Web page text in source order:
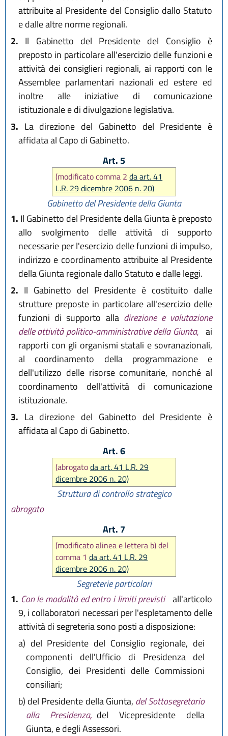
attribuite al Presidente del Consiglio dallo Statuto
e dalle altre norme regionali.
2. Il Gabinetto del Presidente del Consiglio è
preposto in particolare all'esercizio delle funzioni e
attività dei consiglieri regionali, ai rapporti con le
Assemblee parlamentari nazionali ed estere ed
inoltre alle iniziative di comunicazione
istituzionale e di divulgazione legislativa.
3. La direzione del Gabinetto del Presidente è
affidata al Capo di Gabinetto.
Art. 5
(modificato comma 2da art. 41
L.R. 29 dicembre 2006 n. 20)
Gabinetto del Presidente della Giunta
1. Il Gabinetto del Presidente della Giunta è preposto
allo svolgimento delle attività di supporto
necessarie per l'esercizio delle funzioni di impulso,
indirizzo e coordinamento attribuite al Presidente
della Giunta regionale dallo Statuto e dalle leggi.
2. Il Gabinetto del Presidente è costituito dalle
strutture preposte in particolare all'esercizio delle
funzioni di supporto alla direzione e valutazione
delle attività politico-amministrative della Giunta, ai
rapporti con gli organismi statali e sovranazionali,
al coordinamento della programmazione e
dell'utilizzo delle risorse comunitarie, nonché al
coordinamento dell'attività di comunicazione
istituzionale.
3. La direzione del Gabinetto del Presidente è
affidata al Capo di Gabinetto.
Art. 6
(abrogatoda art. 41 L.R. 29
dicembre 2006 n. 20)
Struttura di controllo strategico
abrogato
Art. 7
(modificato alinea e lettera b) del
comma 1da art. 41 L.R. 29
dicembre 2006 n. 20)
Segreterie particolari
1. Con le modalità ed entro i limiti previsti all'articolo
9, i collaboratori necessari per l'espletamento delle
attività di segreteria sono posti a disposizione:
a) del Presidente del Consiglio regionale, dei
componenti dell'Ufficio di Presidenza del
Consiglio, dei Presidenti delle Commissioni
consiliari;
b) del Presidente della Giunta, del Sottosegretario
alla Presidenza, del Vicepresidente della
Giunta, e degli Assessori.